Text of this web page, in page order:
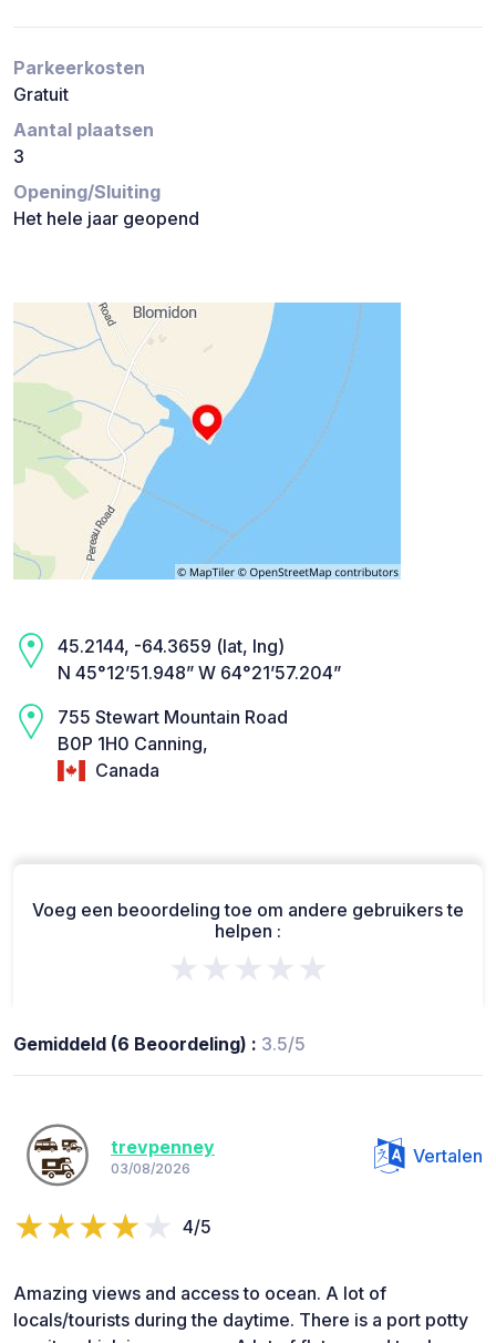
Parkeerkosten
Gratuit
Aantal plaatsen
3
Opening/Sluiting
Het hele jaar geopend
45.2144, -64.3659 (lat, lng)
N 45°12’51.948” W 64°21’57.204”
755 Stewart Mountain Road
B0P 1H0 Canning,
Canada
Voeg een beoordeling toe om andere gebruikers te
helpen :
★★★★★
Gemiddeld (6 Beoordeling) : 3.5/5
trevpenney
03/08/2026
Vertalen
4/5
Amazing views and access to ocean. A lot of
locals/tourists during the daytime. There is a port potty